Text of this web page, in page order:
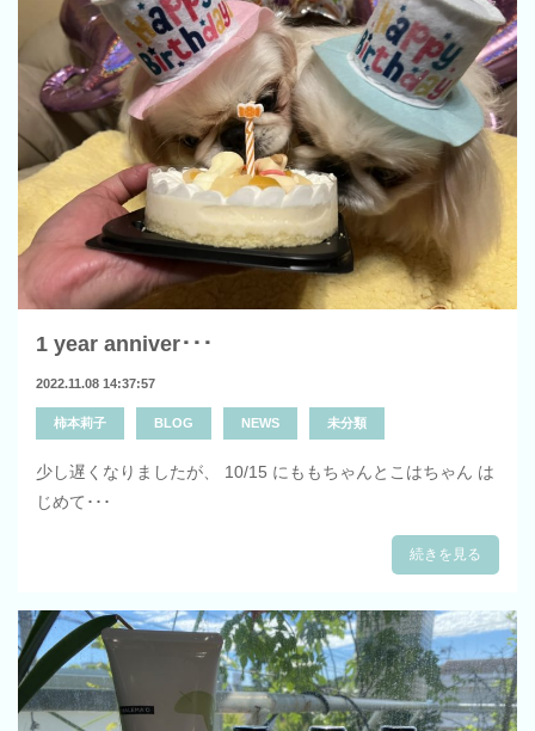
1 year anniver･･･
2022.11.08 14:37:57
柿本莉子 BLOG NEWS 未分類
少し遅くなりましたが、 10/15 にももちゃんとこはちゃん は
じめて･･･
続きを見る